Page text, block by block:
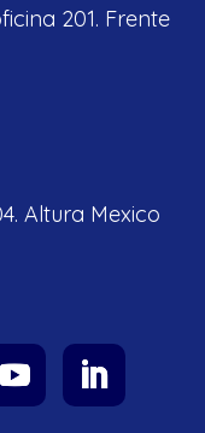
201. Frente
Altura Mexico